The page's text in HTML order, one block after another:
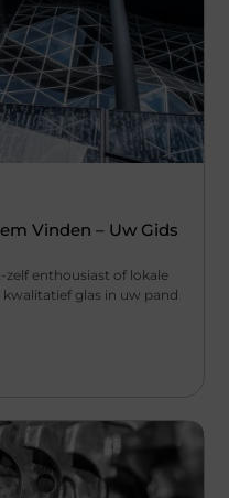
Vinden – Uw Gids
zelf enthousiast of lokale
glas in uw pand